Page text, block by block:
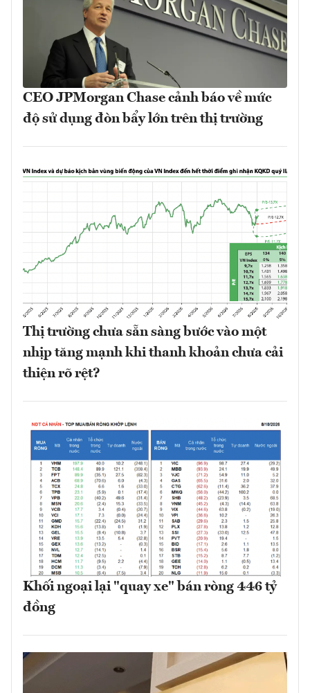
CEO JPMorgan Chase cảnh báo về mức
độ sử dụng đòn bẩy lớn trên thị trường
Thị trường chưa sẵn sàng bước vào một
nhịp tăng mạnh khi thanh khoản chưa cải
thiện rõ rệt?
Khối ngoại lại "quay xe" bán ròng 446 tỷ
đồng